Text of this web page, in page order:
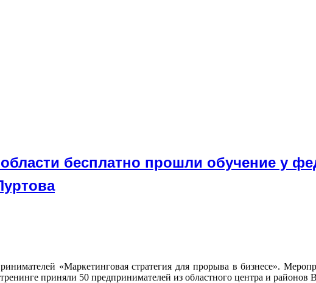
бесплатно прошли обучение у
«Маркетинговая стратегия для прорыва в бизнесе».
приняли 50 предпринимателей из областного центра и районов